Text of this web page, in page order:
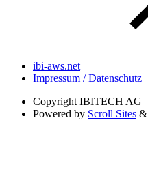
ibi-aws.net
Impressum / Datenschutz
Copyright IBITECH AG
Powered by Scroll Sites &